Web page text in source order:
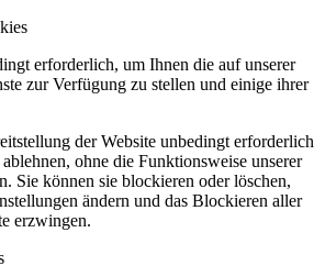
erforderlich, um Ihnen die auf unserer
zur Verfügung zu stellen und einige ihrer
der Website unbedingt erforderlich
ohne die Funktionsweise unserer
Sie können sie blockieren oder löschen,
ändern und das Blockieren aller
erzwingen.